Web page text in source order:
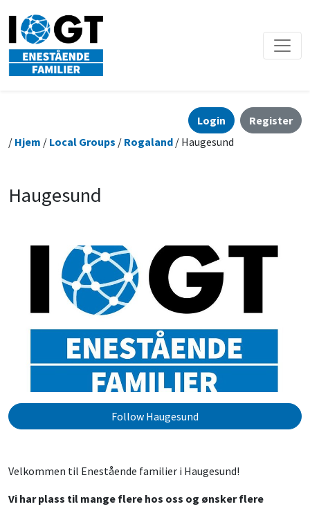
Login
Register
/ Hjem / Local Groups / Rogaland / Haugesund
Haugesund
Follow Haugesund
Velkommen til Enestående familier i Haugesund!
Vi har plass til mange flere hos oss og ønsker flere